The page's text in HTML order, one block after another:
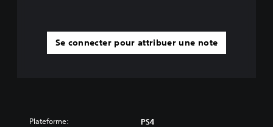
Se connecter pour attribuer une note
Plateforme: PS4